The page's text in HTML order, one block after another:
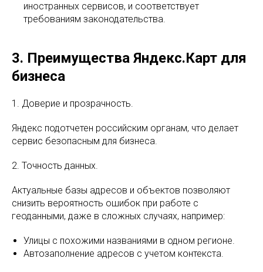
иностранных сервисов, и соответствует
требованиям законодательства.
3. Преимущества Яндекс.Карт для
бизнеса
1. Доверие и прозрачность.
Яндекс подотчетен российским органам, что делает
сервис безопасным для бизнеса.
2. Точность данных.
Актуальные базы адресов и объектов позволяют
снизить вероятность ошибок при работе с
геоданными, даже в сложных случаях, например:
Улицы с похожими названиями в одном регионе.
Автозаполнение адресов с учетом контекста.